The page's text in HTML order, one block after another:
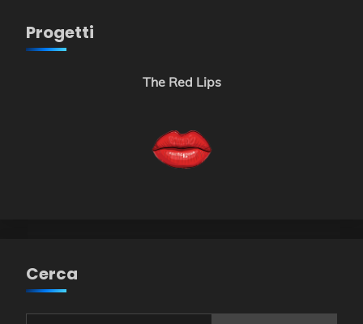
Progetti
The Red Lips
Cerca